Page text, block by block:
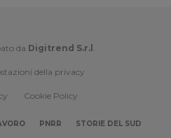
da Digitrend S.r.l .
della privacy
Cookie Policy
PNRR STORIE DEL SUD